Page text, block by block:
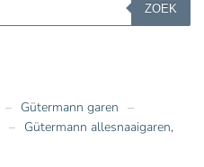
ZOEK
Gütermann garen
Gütermann allesnaaigaren,